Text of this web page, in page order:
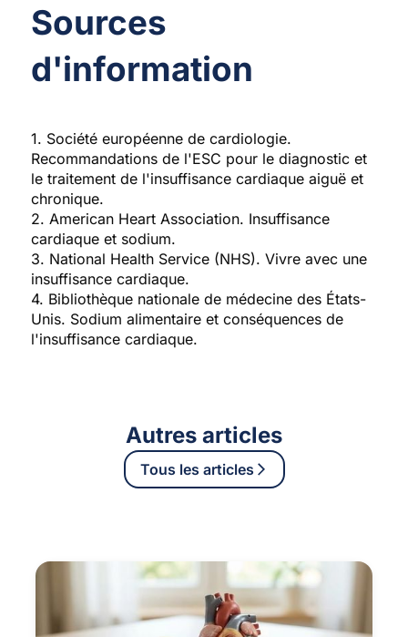
Sources
d'information
1. Société européenne de cardiologie.
Recommandations de l'ESC pour le diagnostic et
le traitement de l'insuffisance cardiaque aiguë et
chronique.
2. American Heart Association. Insuffisance
cardiaque et sodium.
3. National Health Service (NHS). Vivre avec une
insuffisance cardiaque.
4. Bibliothèque nationale de médecine des États-
Unis. Sodium alimentaire et conséquences de
l'insuffisance cardiaque.
Autres articles
Tous les articles